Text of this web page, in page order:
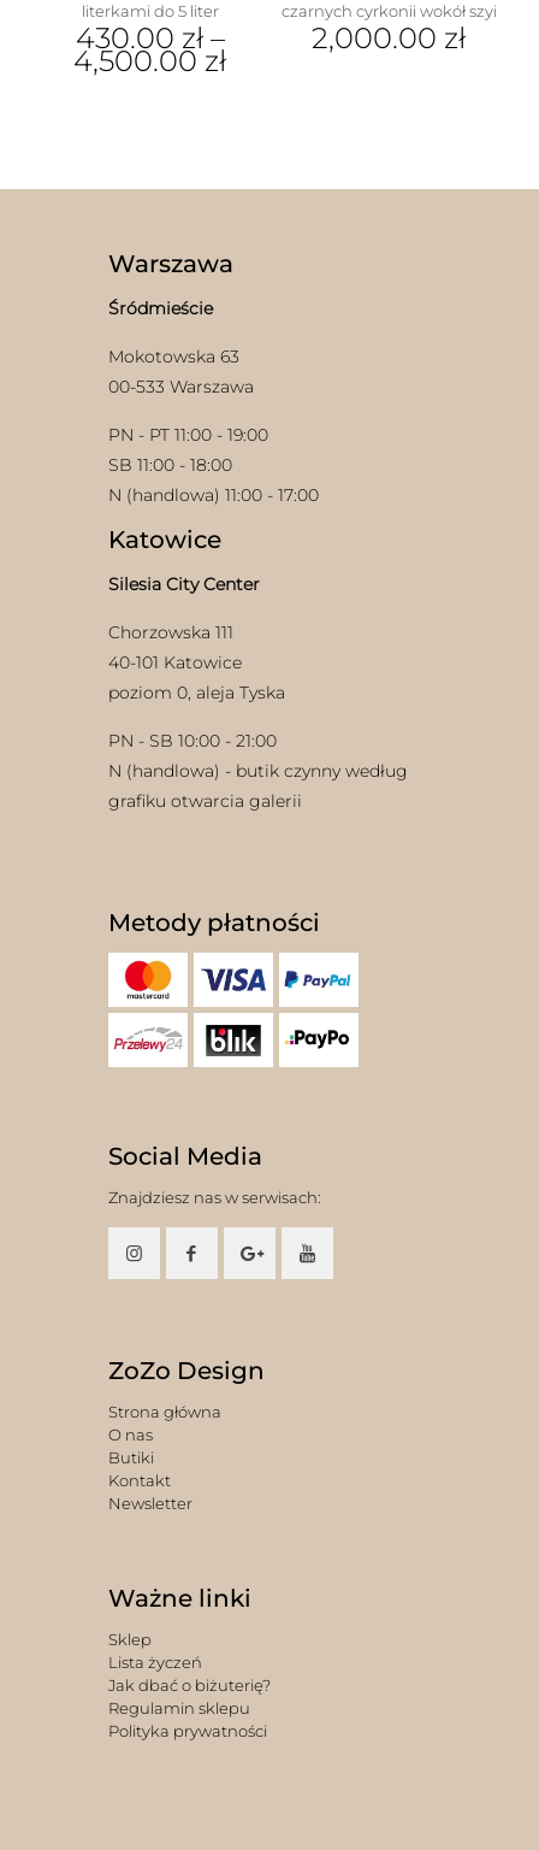
literkami do 5 liter
430.00 zł–
4,500.00 zł
na
stronie
produktu
czarnych cyrkonii wokół szyi
2,000.00 zł
Warszawa
Śródmieście
Mokotowska 63
00-533 Warszawa
PN - PT 11:00 - 19:00
SB 11:00 - 18:00
N (handlowa) 11:00 - 17:00
Katowice
Silesia City Center
Chorzowska 111
40-101 Katowice
poziom 0, aleja Tyska
PN - SB 10:00 - 21:00
N (handlowa) - butik czynny według
grafiku otwarcia galerii
Metody płatności
Social Media
Znajdziesz nas w serwisach:
ZoZo Design
Strona główna
O nas
Butiki
Kontakt
Newsletter
Ważne linki
Sklep
Lista życzeń
Jak dbać o biżuterię?
Regulamin sklepu
Polityka prywatności